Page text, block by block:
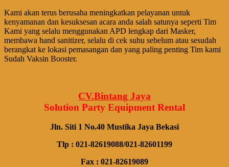
Kami akan terus berusaha meningkatkan pelayanan untuk
kenyamanan dan kesuksesan acara anda salah satunya seperti Tim
Kami yang selalu menggunakan APD lengkap dari Masker,
membawa hand sanitizer, selalu di cek suhu sebelum atau sesudah
berangkat ke lokasi pemasangan dan yang paling penting Tim kami
Sudah Vaksin Booster.
CV.Bintang Jaya
Solution Party Equipment Rental
Jln. Siti 1 No.40 Mustika Jaya Bekasi
Tlp : 021-82619088/021-82601199
Fax : 021-82619089